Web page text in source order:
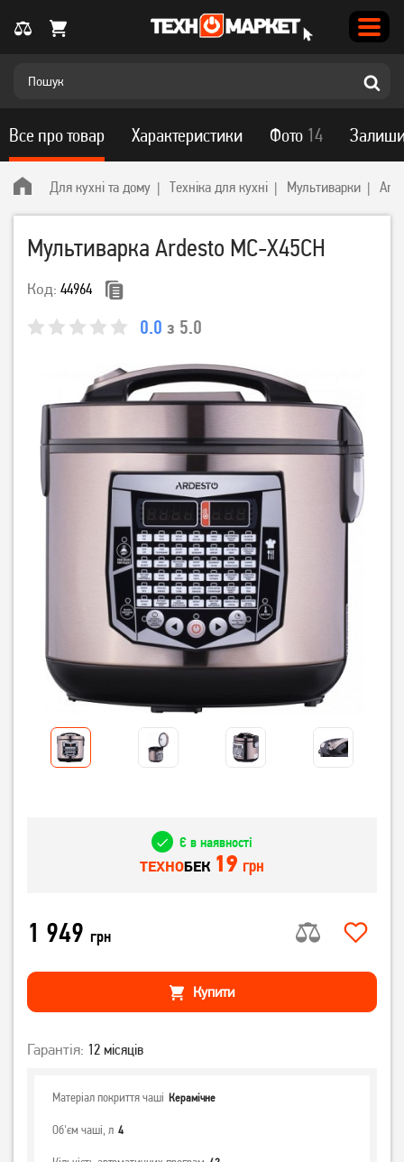
Для кухні та дому Техніка для кухні Мультиварки
Мультиварка Ardesto MC-X45CH
Код: 44964
0.0 з 5.0
Все про товар Характеристики Фото 14
Є в наявності
ТЕХНОБЕК 19 грн
1 949 грн
Купити
Гарантія: 12 місяців
Матеріал покриття чаші Керамічне
Об'єм чаші, л 4